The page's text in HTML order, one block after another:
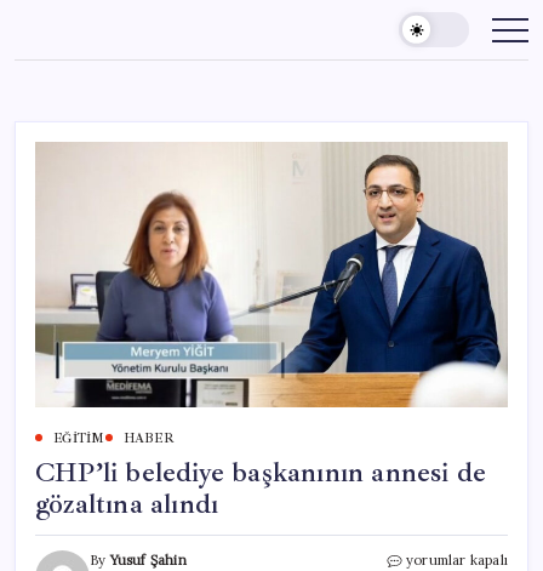
content
EĞITIM HABER
CHP’li belediye başkanının annesi de
gözaltına alındı
ByYusuf Şahin
CHP’li
yorumlar kapalı